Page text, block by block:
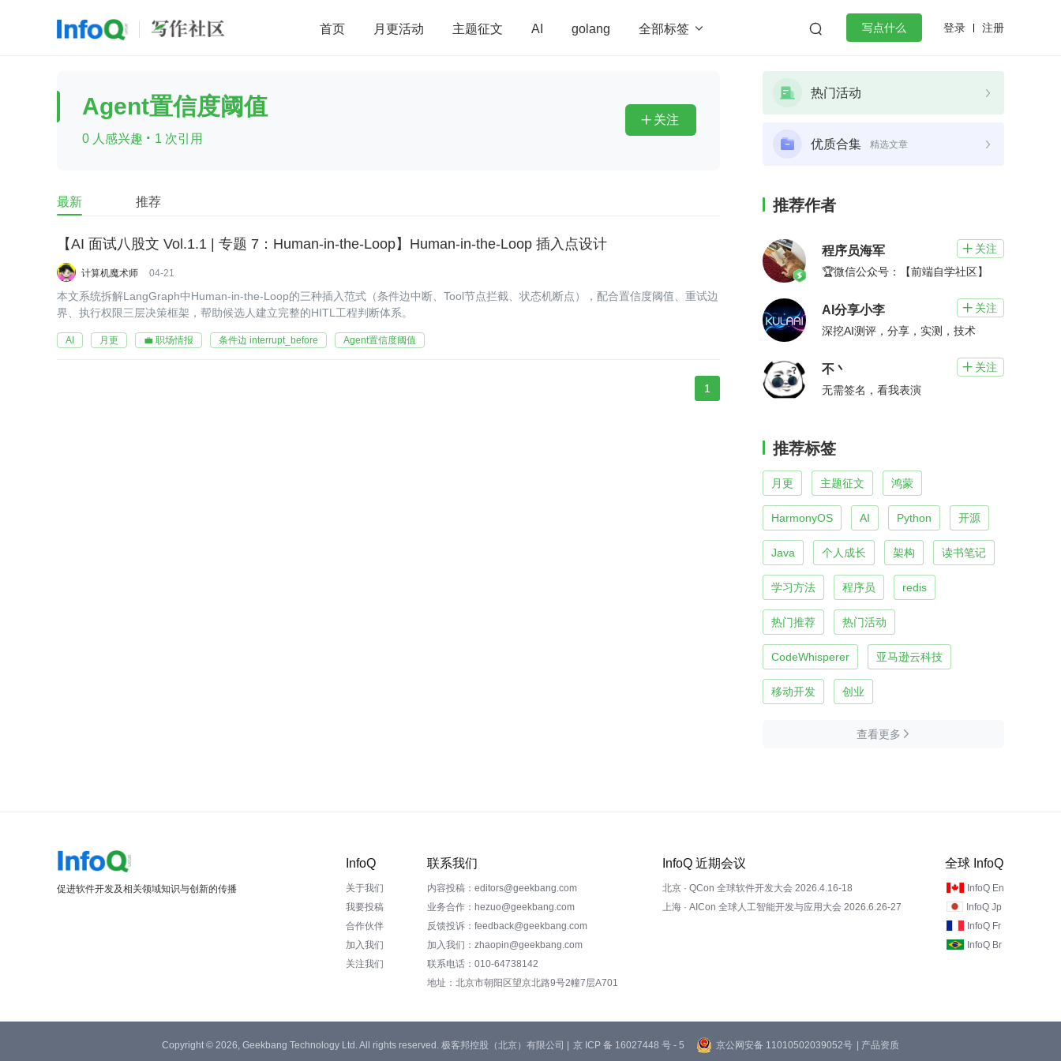
首页 月更活动 主题征文 AI golang 全部标签   写点什么 登录 注册
前端 AI 大数据 团队管理 redis
查看更多
Agent置信度阈值
0 人感兴趣 · 1 次引用
 关注
最新 推荐
【AI 面试八股文 Vol.1.1 | 专题 7：Human-in-the-Loop】Human-in-the-Loop 插入点设计
计算机魔术师 04-21
本文系统拆解LangGraph中Human-in-the-Loop的三种插入范式（条件边中断、Tool节点拦截、状态机断点），配合置信度阈值、重试边
界、执行权限三层决策框架，帮助候选人建立完整的HITL工程判断体系。
AI 月更 💼 职场情报 条件边 interrupt_before Agent置信度阈值
1
热门活动
优质合集 精选文章
推荐作者
程序员海军  关注
🏆微信公众号：【前端自学社区】
AI分享小李  关注
深挖AI测评，分享，实测，技术
不丶  关注
无需签名，看我表演
推荐标签
月更 主题征文 鸿蒙
HarmonyOS AI Python 开源
Java 个人成长 架构 读书笔记
学习方法 程序员 redis
热门推荐 热门活动
CodeWhisperer 亚马逊云科技
移动开发 创业
查看更多 
促进软件开发及相关领域知识与创新的传播
InfoQ
关于我们
我要投稿
合作伙伴
加入我们
关注我们
联系我们
内容投稿：editors@geekbang.com
业务合作：hezuo@geekbang.com
反馈投诉：feedback@geekbang.com
加入我们：zhaopin@geekbang.com
联系电话：010-64738142
地址：北京市朝阳区望京北路9号2幢7层A701
InfoQ 近期会议
北京 · QCon 全球软件开发大会 2026.4.16-18
上海 · AICon 全球人工智能开发与应用大会 2026.6.26-27
全球 InfoQ
InfoQ En
InfoQ Jp
InfoQ Fr
InfoQ Br
Copyright © 2026, Geekbang Technology Ltd. All rights reserved. 极客邦控股（北京）有限公司 | 京 ICP 备 16027448 号 - 5 京公网安备 11010502039052号 | 产品资质